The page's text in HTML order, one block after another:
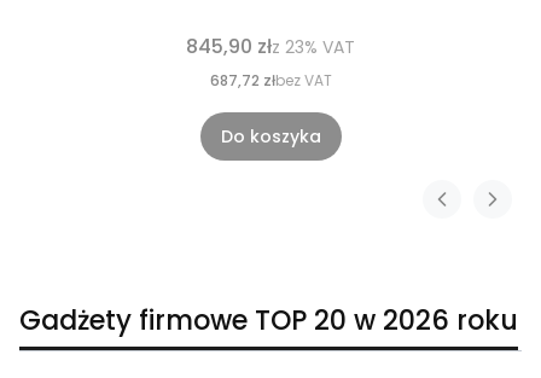
845,90 złz 23% VAT
687,72 złbez VAT
Do koszyka
Gadżety firmowe TOP 20 w 2026 roku